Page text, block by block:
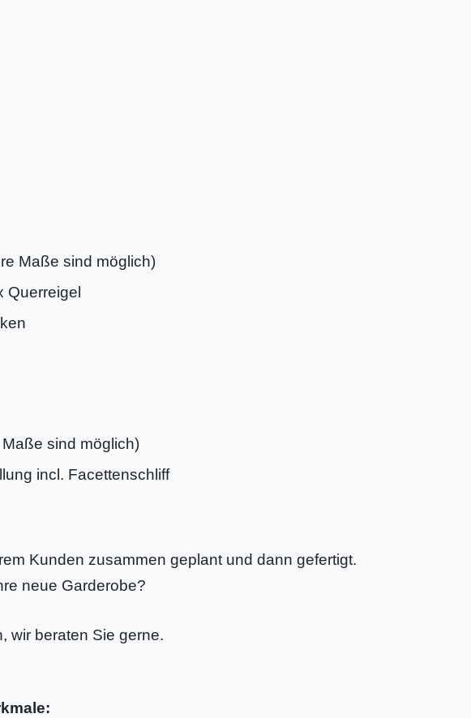
Maße sind möglich)
Querreigel
sind möglich)
incl. Facettenschliff
Kunden zusammen geplant und dann gefertigt.
neue Garderobe?
wir beraten Sie gerne.